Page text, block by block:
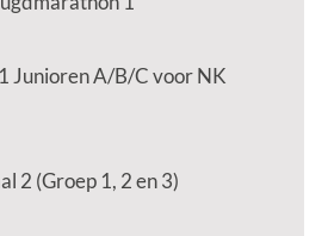
Junioren A/B/C voor NK
2 (Groep 1, 2 en 3)